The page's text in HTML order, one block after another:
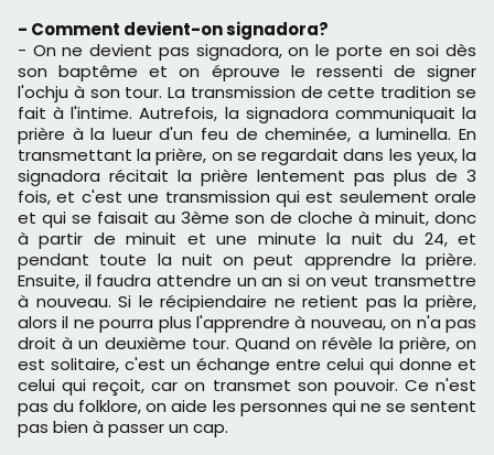
- Comment devient-on signadora?
- On ne devient pas signadora, on le porte en soi dès
son baptême et on éprouve le ressenti de signer
l'ochju à son tour. La transmission de cette tradition se
fait à l'intime. Autrefois, la signadora communiquait la
prière à la lueur d'un feu de cheminée, a luminella. En
transmettant la prière, on se regardait dans les yeux, la
signadora récitait la prière lentement pas plus de 3
fois, et c'est une transmission qui est seulement orale
et qui se faisait au 3ème son de cloche à minuit, donc
à partir de minuit et une minute la nuit du 24, et
pendant toute la nuit on peut apprendre la prière.
Ensuite, il faudra attendre un an si on veut transmettre
à nouveau. Si le récipiendaire ne retient pas la prière,
alors il ne pourra plus l'apprendre à nouveau, on n'a pas
droit à un deuxième tour. Quand on révèle la prière, on
est solitaire, c'est un échange entre celui qui donne et
celui qui reçoit, car on transmet son pouvoir. Ce n'est
pas du folklore, on aide les personnes qui ne se sentent
pas bien à passer un cap.